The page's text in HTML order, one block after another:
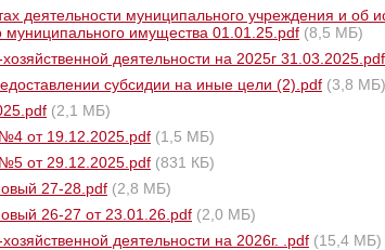
деятельности муниципального учреждения и об
муниципального имущества 01.01.25.pdf (8,5 МБ)
деятельности на 2025г 31.03.2025.pdf
субсидии на иные цели (2).pdf (3,8 МБ)
(2,1 МБ)
от 19.12.2025.pdf (1,5 МБ)
от 29.12.2025.pdf (831 КБ)
27-28.pdf (2,8 МБ)
26-27 от 23.01.26.pdf (2,0 МБ)
деятельности на 2026г. .pdf (15,4 МБ)